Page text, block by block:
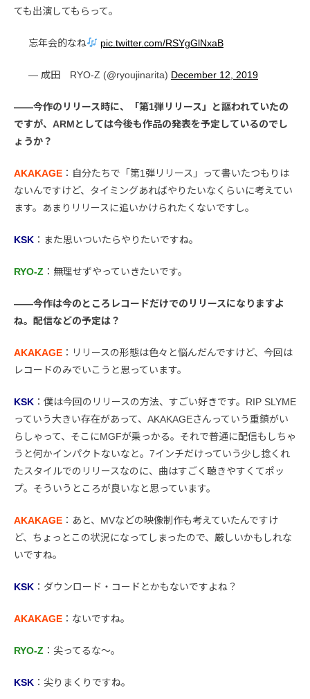
ても出演してもらって。
忘年会的なね pic.twitter.com/RSYgGlNxaB
— 成田 RYO-Z (@ryoujinarita) December 12, 2019
――今作のリリース時に、「第1弾リリース」と謳われていたの
ですが、ARMとしては今後も作品の発表を予定しているのでし
ょうか？
AKAKAGE ：自分たちで「第1弾リリース」って書いたつもりは
ないんですけど、タイミングあればやりたいなくらいに考えてい
ます。あまりリリースに追いかけられたくないですし。
KSK ：また思いついたらやりたいですね。
RYO-Z ：無理せずやっていきたいです。
――今作は今のところレコードだけでのリリースになりますよ
ね。配信などの予定は？
AKAKAGE ：リリースの形態は色々と悩んだんですけど、今回は
レコードのみでいこうと思っています。
KSK ：僕は今回のリリースの方法、すごい好きです。RIP SLYME
っていう大きい存在があって、AKAKAGEさんっていう重鎮がい
らしゃって、そこにMGFが乗っかる。それで普通に配信もしちゃ
うと何かインパクトないなと。7インチだけっていう少し捻くれ
たスタイルでのリリースなのに、曲はすごく聴きやすくてポッ
プ。そういうところが良いなと思っています。
AKAKAGE ：あと、MVなどの映像制作も考えていたんですけ
ど、ちょっとこの状況になってしまったので、厳しいかもしれな
いですね。
KSK ：ダウンロード・コードとかもないですよね？
AKAKAGE ：ないですね。
RYO-Z ：尖ってるな〜。
KSK ：尖りまくりですね。